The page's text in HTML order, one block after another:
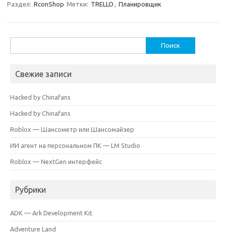
Раздел: RconShop Метки: TRELLO , Планировщик
Свежие записи
Hacked by Chinafans
Hacked by Chinafans
Roblox — Шансометр или Шансомайзер
ИИ агент на персональном ПК — LM Studio
Roblox — NextGen интерфейс
Рубрики
ADK — Ark Development Kit
Adventure Land